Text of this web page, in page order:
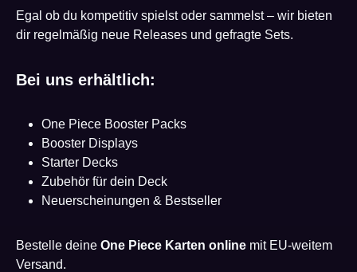
Egal ob du kompetitiv spielst oder sammelst – wir bieten
dir regelmäßig neue Releases und gefragte Sets.
Bei uns erhältlich:
One Piece Booster Packs
Booster Displays
Starter Decks
Zubehör für dein Deck
Neuerscheinungen & Bestseller
Bestelle deine One Piece Karten online mit EU-weitem
Versand.